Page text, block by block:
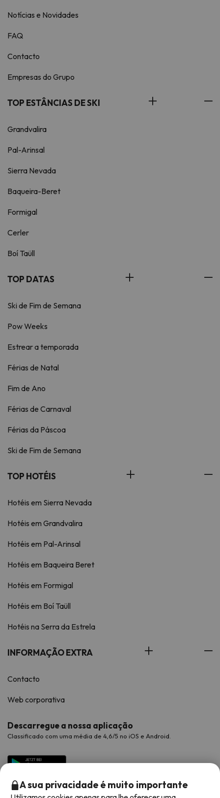
Notícias e Novidades
FAQ
Contacto
Empresas do Grupo
TOP ESTÂNCIAS DE SKI
Grandvalira
Pal-Arinsal
Sierra Nevada
Baqueira-Beret
Formigal
Cerler
Boí Taüll
TOP DATAS
Ski de Fim de Semana
Pow Weeks
Estrear a temporada
Férias de Natal
Fim de Ano
Férias de Carnaval
Férias da Páscoa
Ski de Fim de Semana
TOP HOTÉIS
Hotéis em Sierra Nevada
Hotéis em Grandvalira
Hotéis em Pal-Arinsal
Hotéis em Baqueira Beret
Hotéis em Formigal
Hotéis em Boí Taüll
Hotéis na Serra da Estrela
INFORMAÇÃO EXTRA
Contacto
Web corporativa
Descarregue a nossa aplicação
Classificado com uma média de 4,6/5 no iOS e Android.
A sua privacidade é muito importante